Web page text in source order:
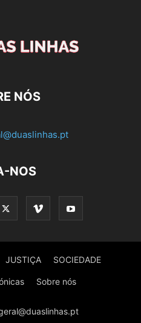
NÓS
NOS
JUSTIÇA SOCIEDADE
Sobre nós